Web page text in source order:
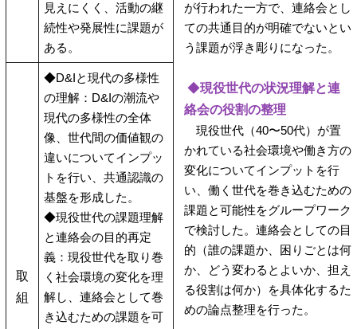
見えにくく、活動の継
続性や発展性に課題が
ある。
取
組
◆D&Iと現代の多様性
の理解：D&Iの潮流や
現代の多様性の全体
像、世代間の価値観の
違いについてインプッ
トを行い、共通認識の
基盤を形成した。
◆現役世代の課題理解
と連絡会の目的再定
義：現役世代を取り巻
く社会環境の変化を理
解し、連絡会として巻
き込むための課題を可
が行われた一方で、連絡会とし
ての共通目的が明確でないとい
う課題が浮き彫りになった。
◆現役世代の状況理解と連
絡会の役割の整理
現役世代（40〜50代）が置
かれている社会環境や働き方の
変化についてインプットを行
い、働く世代を巻き込むための
課題と可能性をグループワーク
で検討した。連絡会としての目
的（誰の課題か、困りごとは何
か、どう変わるとよいか、担え
る役割は何か）を具体化するた
めの論点整理を行った。